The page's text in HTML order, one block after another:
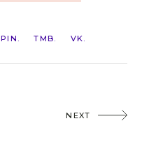
PIN TMB VK
NEXT